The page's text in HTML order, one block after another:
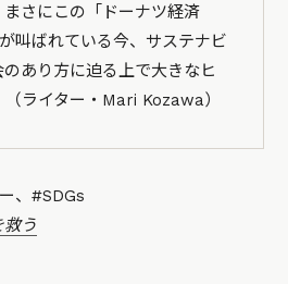
さにこの「ドーナツ経済
叫ばれている今、サステナビ
あり方に迫る上で大きなヒ
ライター・Mari Kozawa）
、#SDGs
救う